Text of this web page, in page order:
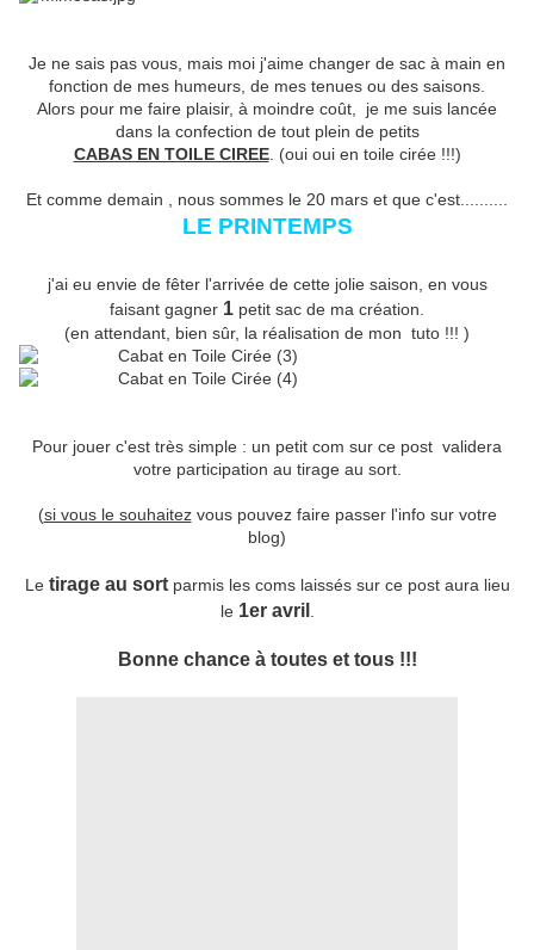
Je ne sais pas vous, mais moi j'aime changer de sac à main en
fonction de mes humeurs, de mes tenues ou des saisons.
Alors pour me faire plaisir, à moindre coût, je me suis lancée
dans la confection de tout plein de petits
CABAS EN TOILE CIREE. (oui oui en toile cirée !!!)
Et comme demain , nous sommes le 20 mars et que c'est..........
LE PRINTEMPS
j'ai eu envie de fêter l'arrivée de cette jolie saison, en vous
faisant gagner 1 petit sac de ma création.
(en attendant, bien sûr, la réalisation de mon tuto !!! )
Pour jouer c'est très simple : un petit com sur ce post validera
votre participation au tirage au sort.
(si vous le souhaitezvous pouvez faire passer l'info sur votre
blog)
Le tirage au sortparmis les coms laissés sur ce post aura lieu
le 1er avril
Bonne chance à toutes et tous !!!